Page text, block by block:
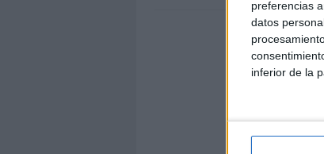
preferencias
datos
inferior de la